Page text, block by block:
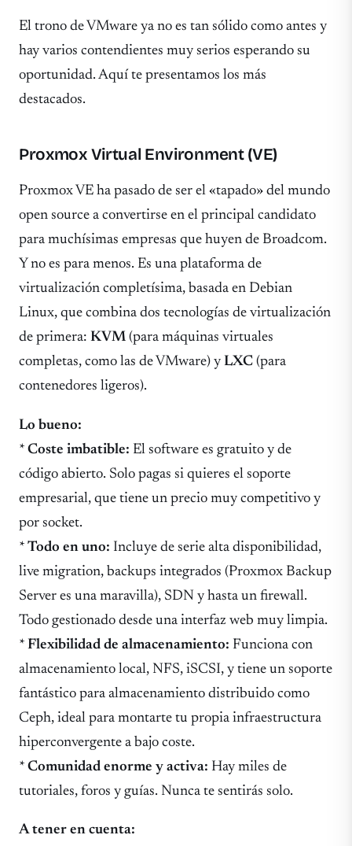
El trono de VMware ya no es tan sólido como antes y
hay varios contendientes muy serios esperando su
oportunidad. Aquí te presentamos los más
destacados.
Proxmox Virtual Environment (VE)
Proxmox VE ha pasado de ser el «tapado» del mundo
open source a convertirse en el principal candidato
para muchísimas empresas que huyen de Broadcom.
Y no es para menos. Es una plataforma de
virtualización completísima, basada en Debian
Linux, que combina dos tecnologías de virtualización
de primera: KVM (para máquinas virtuales
completas, como las de VMware) y LXC (para
contenedores ligeros).
Lo bueno:
* Coste imbatible: El software es gratuito y de
código abierto. Solo pagas si quieres el soporte
empresarial, que tiene un precio muy competitivo y
por socket.
* Todo en uno: Incluye de serie alta disponibilidad,
live migration, backups integrados (Proxmox Backup
Server es una maravilla), SDN y hasta un firewall.
Todo gestionado desde una interfaz web muy limpia.
* Flexibilidad de almacenamiento: Funciona con
almacenamiento local, NFS, iSCSI, y tiene un soporte
fantástico para almacenamiento distribuido como
Ceph, ideal para montarte tu propia infraestructura
hiperconvergente a bajo coste.
* Comunidad enorme y activa: Hay miles de
tutoriales, foros y guías. Nunca te sentirás solo.
A tener en cuenta: